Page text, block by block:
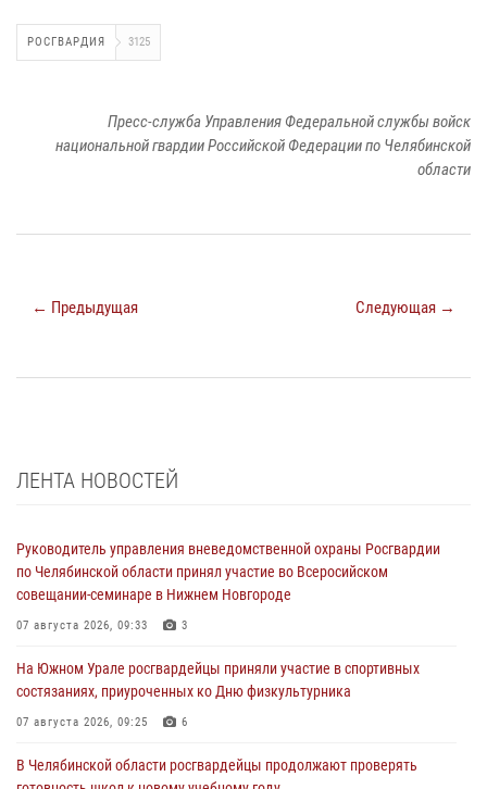
РОСГВАРДИЯ 3125
Пресс-служба Управления Федеральной службы войск
национальной гвардии Российской Федерации по Челябинской
области
← Предыдущая Следующая →
ЛЕНТА НОВОСТЕЙ
Руководитель управления вневедомственной охраны Росгвардии
по Челябинской области принял участие во Всеросийском
совещании-семинаре в Нижнем Новгороде
07 августа 2026, 09:33 3
На Южном Урале росгвардейцы приняли участие в спортивных
состязаниях, приуроченных ко Дню физкультурника
07 августа 2026, 09:25 6
В Челябинской области росгвардейцы продолжают проверять